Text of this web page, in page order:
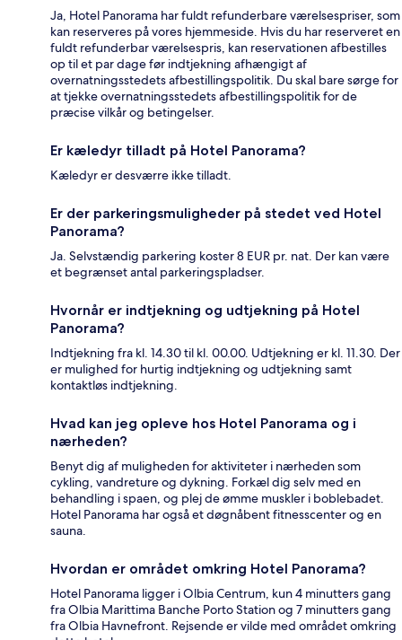
Ja, Hotel Panorama har fuldt refunderbare værelsespriser, som
kan reserveres på vores hjemmeside. Hvis du har reserveret en
fuldt refunderbar værelsespris, kan reservationen afbestilles
op til et par dage før indtjekning afhængigt af
overnatningsstedets afbestillingspolitik. Du skal bare sørge for
at tjekke overnatningsstedets afbestillingspolitik for de
præcise vilkår og betingelser.
Er kæledyr tilladt på Hotel Panorama?
Kæledyr er desværre ikke tilladt.
Er der parkeringsmuligheder på stedet ved Hotel
Panorama?
Ja. Selvstændig parkering koster 8 EUR pr. nat. Der kan være
et begrænset antal parkeringspladser.
Hvornår er indtjekning og udtjekning på Hotel
Panorama?
Indtjekning fra kl. 14.30 til kl. 00.00. Udtjekning er kl. 11.30. Der
er mulighed for hurtig indtjekning og udtjekning samt
kontaktløs indtjekning.
Hvad kan jeg opleve hos Hotel Panorama og i
nærheden?
Benyt dig af muligheden for aktiviteter i nærheden som
cykling, vandreture og dykning. Forkæl dig selv med en
behandling i spaen, og plej de ømme muskler i boblebadet.
Hotel Panorama har også et døgnåbent fitnesscenter og en
sauna.
Hvordan er området omkring Hotel Panorama?
Hotel Panorama ligger i Olbia Centrum, kun 4 minutters gang
fra Olbia Marittima Banche Porto Station og 7 minutters gang
fra Olbia Havnefront. Rejsende er vilde med området omkring